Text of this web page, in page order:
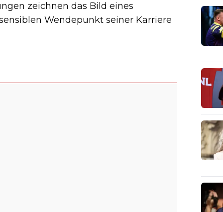
zeichnen das Bild eines
Wendepunkt seiner Karriere